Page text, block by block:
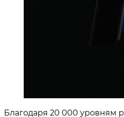
Благодаря 20 000 уровням